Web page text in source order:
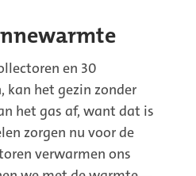
en 30
kan het gezin zonder
het gas af, want dat is
zorgen nu voor de
verwarmen ons